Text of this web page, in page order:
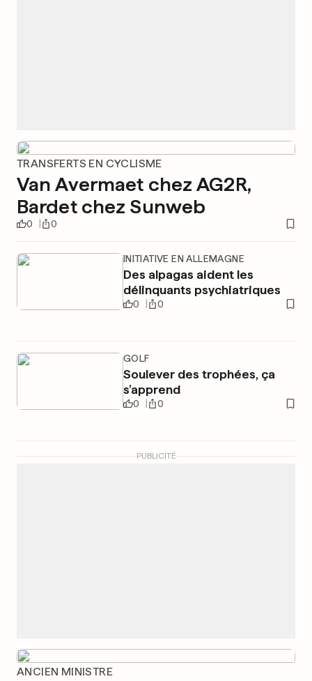
TRANSFERTS EN CYCLISME
Van Avermaet chez AG2R,
Bardet chez Sunweb
0 0
INITIATIVE EN ALLEMAGNE
Des alpagas aident les
délinquants psychiatriques
0 0
GOLF
Soulever des trophées, ça
s’apprend
0 0
PUBLICITÉ
ANCIEN MINISTRE